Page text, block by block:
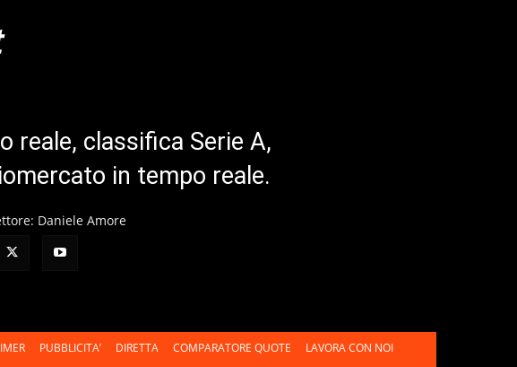
reale, classifica Serie A,
in tempo reale.
Daniele Amore
PUBBLICITA’ DIRETTA COMPARATORE QUOTE LAVORA CON NOI